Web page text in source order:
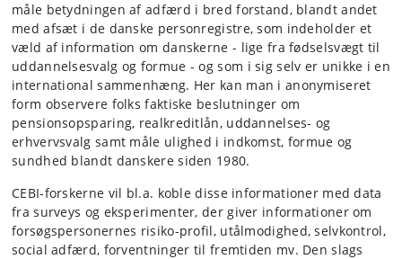
måle betydningen af adfærd i bred forstand, blandt andet
med afsæt i de danske personregistre, som indeholder et
væld af information om danskerne - lige fra fødselsvægt til
uddannelsesvalg og formue - og som i sig selv er unikke i en
international sammenhæng. Her kan man i anonymiseret
form observere folks faktiske beslutninger om
pensionsopsparing, realkreditlån, uddannelses- og
erhvervsvalg samt måle ulighed i indkomst, formue og
sundhed blandt danskere siden 1980.
CEBI-forskerne vil bl.a. koble disse informationer med data
fra surveys og eksperimenter, der giver informationer om
forsøgspersonernes risiko-profil, utålmodighed, selvkontrol,
social adfærd, forventninger til fremtiden mv. Den slags